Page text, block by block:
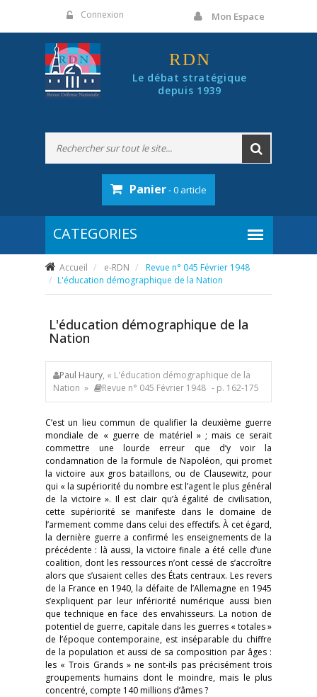
Connexion Mon Espace
RDN
Le débat stratégique
depuis 1939
Panier- 0 article
Accueil e-RDN
Revue n° 045 Février 1948
L'éducation démographique de la Nation
L'éducation démographique de la
Nation
Paul Haury, « L'éducation démographique de la
Nation »
Revue n° 045 Février 1948 - p. 162-175
C’est un lieu commun de qualifier la deuxième guerre
mondiale de « guerre de matériel » ; mais ce serait
commettre une lourde erreur que d’y voir la
condamnation de la formule de Napoléon, qui promet
la victoire aux gros bataillons, ou de Clausewitz, pour
qui « la supériorité du nombre est l’agent le plus général
de la victoire ». Il est clair qu’à égalité de civilisation,
cette supériorité se manifeste dans le domaine de
l’armement comme dans celui des effectifs. À cet égard,
la dernière guerre a confirmé les enseignements de la
précédente : là aussi, la victoire finale a été celle d’une
coalition, dont les ressources n’ont cessé de s’accroître
alors que s’usaient celles des États centraux. Les revers
de la France en 1940, la défaite de l’Allemagne en 1945
s’expliquent par leur infériorité numérique aussi bien
que technique en face des envahisseurs. La notion de
potentiel de guerre, capitale dans les guerres « totales »
de l’époque contemporaine, est inséparable du chiffre
de la population et aussi de sa composition par âges :
les « Trois Grands » ne sont-ils pas précisément trois
groupements humains dont le moindre, mais le plus
concentré, compte 140 millions d’âmes ?